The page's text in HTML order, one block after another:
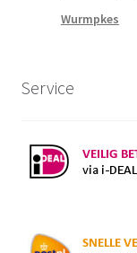
Wurmpkes
Service